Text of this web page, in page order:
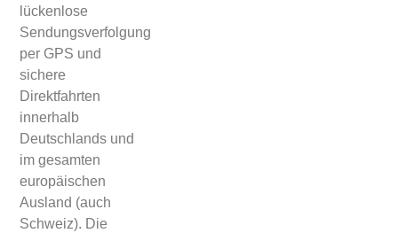
lückenlose
Sendungsverfolgung
per GPS und
sichere
Direktfahrten
innerhalb
Deutschlands und
im gesamten
europäischen
Ausland (auch
Schweiz). Die